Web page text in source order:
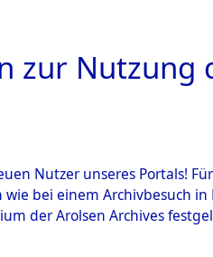
zur Nutzung
Nutzer unseres Portals!
bei einem Archivbesuch
der Arolsen Archives